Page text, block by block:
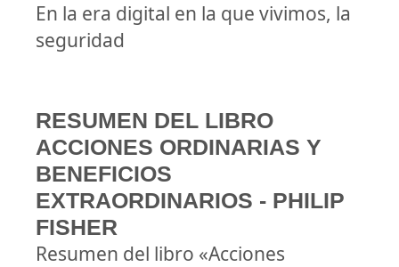
En la era digital en la que vivimos, la
seguridad
RESUMEN DEL LIBRO
ACCIONES ORDINARIAS Y
BENEFICIOS
EXTRAORDINARIOS - PHILIP
FISHER
Resumen del libro «Acciones